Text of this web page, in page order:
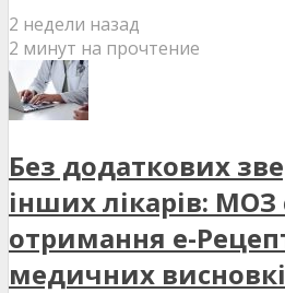
2 недели назад
2 минут на прочтение
Без додаткових
інших лікарів: МОЗ
отримання е-
медичних